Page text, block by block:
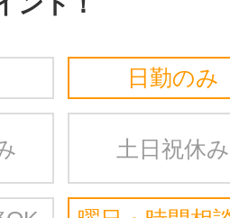
日勤のみ
土日祝休み